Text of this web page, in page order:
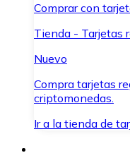
Comprar con
Tienda - Tarjetas
Nuevo
Compra tarjetas
criptomonedas.
Ir a la tienda de